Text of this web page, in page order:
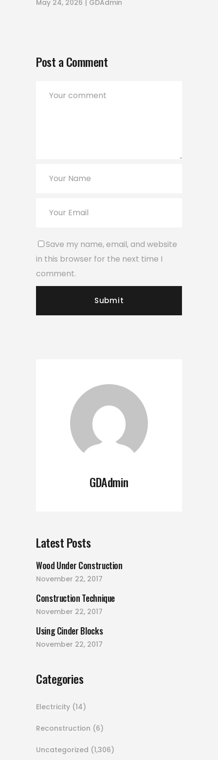
May 24, 2026 GDAdmin
Post a Comment
Save my name, email, and website
in this browser for the next time I
comment.
GDAdmin
Latest Posts
Wood Under Construction
November 22, 2017
Construction Technique
November 22, 2017
Using Cinder Blocks
November 22, 2017
Categories
Electricity (14)
Reconstruction (6)
Uncategorized (1,306)